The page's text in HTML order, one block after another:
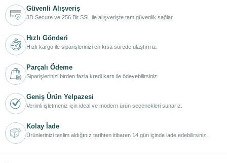
Güvenli Alışveriş
3D Secure ve 256 Bit SSL ile alışverişte tam güvenlik sağlar.
Hızlı Gönderi
Hızlı kargo ile siparişlerinizi en kısa sürede ulaştırırız.
Parçalı Ödeme
Siparişlerinizi birden fazla kredi kartı ile ödeyebilirsiniz.
Geniş Ürün Yelpazesi
Verimli işletmeniz için ideal ve modern ürün seçenekleri sunarız.
Kolay İade
Ürünlerinizi teslim aldığınız tarihten itibaren 14 gün içinde iade edebilirsiniz.